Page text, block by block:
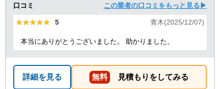
口コミ この業者の口コミをもっと見る▶
★★★★★
★★★★★ 5 青木(2025/12/07)
本当にありがとうございました。 助かりました。
詳細を見る 無料 見積もりをしてみる